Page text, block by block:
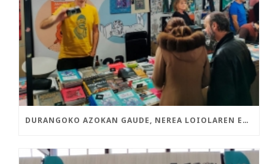
DURANGOKO AZOKAN GAUDE, NEREA LOIOLAREN ETA ASISKOREN LIBURU BERRIEKIN